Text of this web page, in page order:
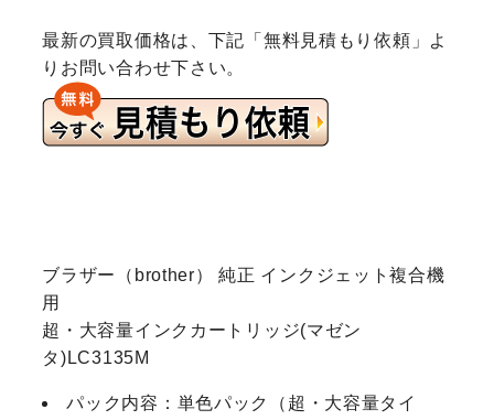
最新の買取価格は、下記「無料見積もり依頼」よ
りお問い合わせ下さい。
ブラザー（brother） 純正 インクジェット複合機
用
超・大容量インクカートリッジ(マゼン
タ)LC3135M
パック内容：単色パック（超・大容量タイ